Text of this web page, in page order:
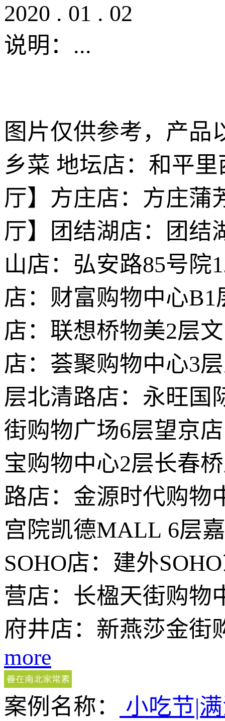
2020 . 01 . 02
说明： ...
图片仅供参考，产品
乡菜 地坛店：和平
厅】方庄店：方庄蒲
厅】团结湖店：团结
山店：弘安路85号
店：财富购物中心
店：联想桥物美2层
店：荟聚购物中心3
层北清路店：永旺国
街购物广场6层望京
宝购物中心2层长春
路店：金源时代购物
宫院凯德MALL 6层
SOHO店：建外
营店：长楹天街购物
府井店：新燕莎金街
more
案例名称：
小吃节|